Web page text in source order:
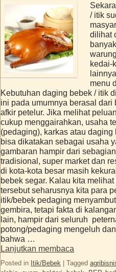
/ itik
dilihat
kedai-
menu
Kebutuhan daging bebek / itik
ini pada umumnya berasal dari
afkir petelur. Jika melihat
cukup menggairahkan, usaha
(pedaging), karkas atau
bisa dikatakan sebagai usaha
gambaran hampir dari
tradisional, super market dan
di kota-kota besar masih
bebek segar. Kalau kita
tersebut seharusnya kita para
itik/bebek pedaging
gembira, tetapi fakta di
lain, hampir dari seluruh
potong/pedaging mengeluh
bahwa …
Lanjutkan membaca
Posted in Itik/Bebek Tagged